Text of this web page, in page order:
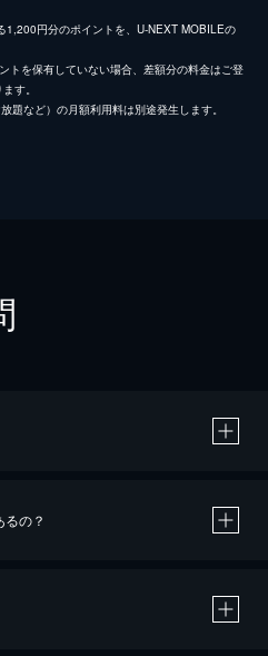
1,200円分のポイントを、U-NEXT MOBILEの
トを保有していない場合、差額分の料金はご登
す。
題など）の月額利用料は別途発生します。
の？